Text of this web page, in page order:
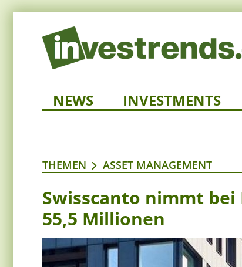
NEWS INVESTMENTS
THEMEN ASSET MANAGEMENT
Swisscanto nimmt
55,5 Millionen